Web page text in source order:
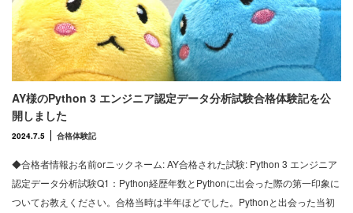
AY様のPython 3 エンジニア認定データ分析試験合格体験記を公
開しました
2024.7.5 合格体験記
◆合格者情報お名前orニックネーム: AY合格された試験: Python 3 エンジニア
認定データ分析試験Q1：Python経歴年数とPythonに出会った際の第一印象に
ついてお教えください。合格当時は半年ほどでした。Pythonと出会った当初